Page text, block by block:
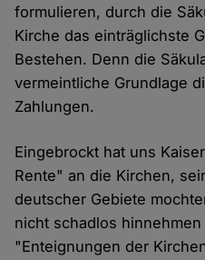
formulieren, durch die
Kirche das einträglichste
Bestehen. Denn die
vermeintliche Grundlage
Zahlungen.
Eingebrockt hat uns
Rente" an die Kirchen,
deutscher Gebiete
nicht schadlos
"Enteignungen der